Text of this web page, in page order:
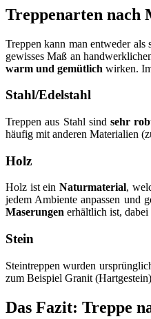
Treppenarten nach
Treppen kann man entweder als
gewisses Maß an
warm und gemütlich wirken.
Stahl/Edelstahl
Treppen aus Stahl sind sehr
häufig mit anderen Materialien
Holz
Holz ist einNaturmaterial,
jedem Ambiente anpassen und
Maserungen erhältlich ist,
Stein
Steintreppen wurden
zum Beispiel Granit
Das Fazit: Treppe